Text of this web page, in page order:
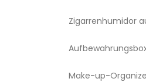
Zigarrenhumidor
Make-up-